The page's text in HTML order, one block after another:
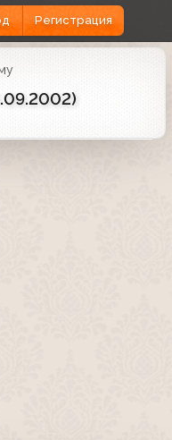
Регистрация